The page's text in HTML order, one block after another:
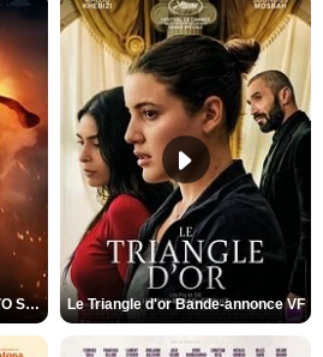
L'Odyssée Bande-annonce VO STFR Le Triangle d'or Bande-annonce VF